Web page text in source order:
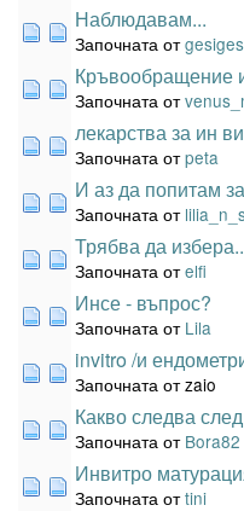
Наблюдавам...
Започната отgesiges
Кръвообращение
Започната от
лекарства за ин
Започната отpeta
И аз да попитам
Започната от
Трябва да
Започната отelfi
Инсе - въпрос?
Започната от Lila
invitro /и
Започната от zaio
Какво следва
Започната от Bora82
Инвитро
Започната отtini